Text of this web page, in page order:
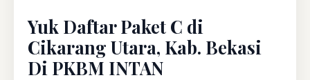
Yuk Daftar Paket C di
Cikarang Utara, Kab. Bekasi
Di PKBM INTAN